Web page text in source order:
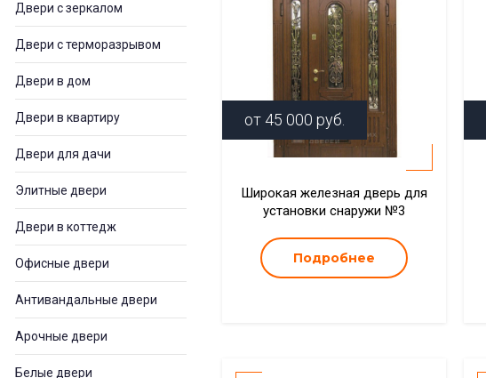
Двери с зеркалом
Двери с терморазрывом
Двери в дом
Двери в квартиру
Двери для дачи
Элитные двери
Двери в коттедж
Офисные двери
Антивандальные двери
Арочные двери
Белые двери
от 45 000 руб.
Широкая железная дверь для
установки снаружи №3
Подробнее